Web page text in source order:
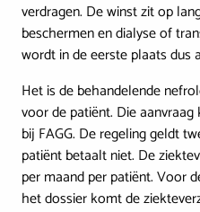
verdragen. De winst zit op
beschermen en dialyse of
wordt in de eerste plaats dus
Het is de behandelende
voor de patiënt. Die
bij FAGG. De regeling geldt
patiënt betaalt niet. De
per maand per patiënt. Voor
het dossier komt de